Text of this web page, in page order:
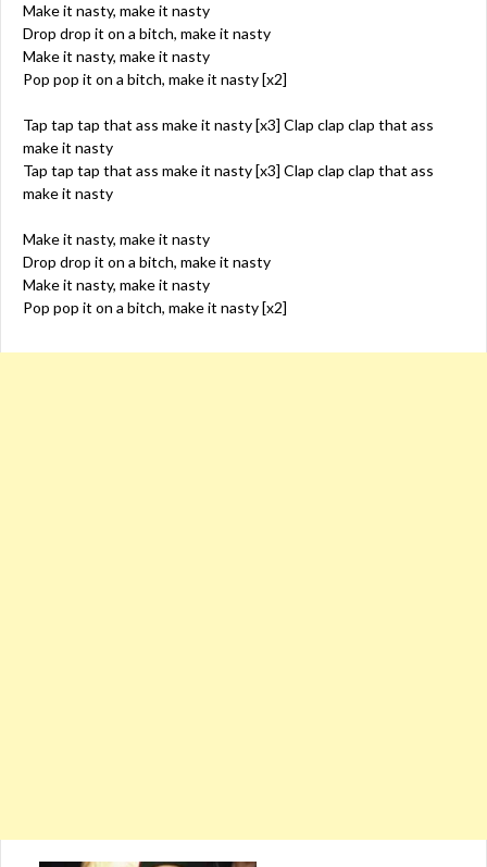
Make it nasty, make it nasty
Drop drop it on a bitch, make it nasty
Make it nasty, make it nasty
Pop pop it on a bitch, make it nasty [x2]
Tap tap tap that ass make it nasty [x3] Clap clap clap that ass
make it nasty
Tap tap tap that ass make it nasty [x3] Clap clap clap that ass
make it nasty
Make it nasty, make it nasty
Drop drop it on a bitch, make it nasty
Make it nasty, make it nasty
Pop pop it on a bitch, make it nasty [x2]